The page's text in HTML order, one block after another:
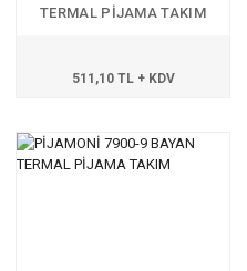
TERMAL PİJAMA TAKIM
511,10 TL + KDV